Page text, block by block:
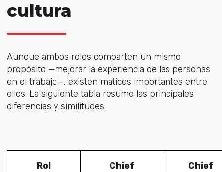
cultura
Aunque ambos roles comparten un mismo
propósito —mejorar la experiencia de las personas
en el trabajo—, existen matices importantes entre
ellos. La siguiente tabla resume las principales
diferencias y similitudes:
Rol
Chief
Chief